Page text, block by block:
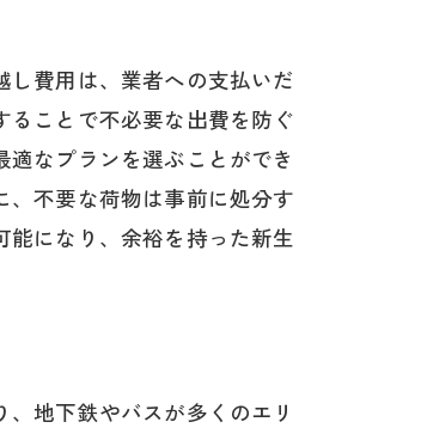
費用は、業者への支払いだ
ことで不必要な出費を防ぐ
なプランを選ぶことができ
不要な荷物は事前に処分す
になり、余裕を持った新生
地下鉄やバスが多くのエリ